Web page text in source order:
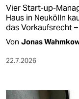
veranstaltungen
shop
abo
Vier Start-up-
Haus in Neukölln
das Vorkaufsrecht
Von Jonas
22.7.2026